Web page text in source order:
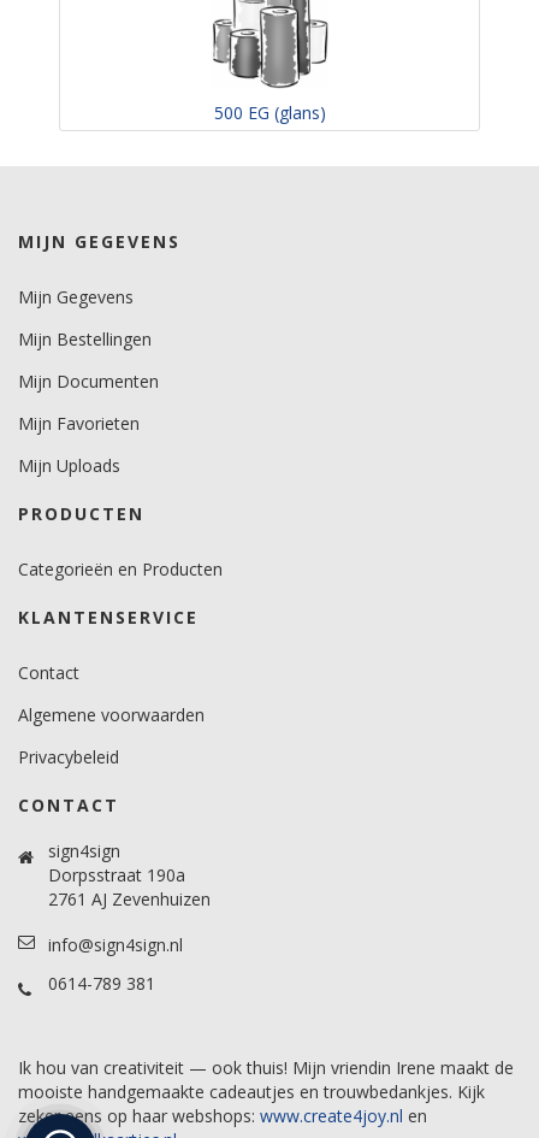
500 EG (glans)
MIJN GEGEVENS
Mijn Gegevens
Mijn Bestellingen
Mijn Documenten
Mijn Favorieten
Mijn Uploads
PRODUCTEN
Categorieën en Producten
KLANTENSERVICE
Contact
Algemene voorwaarden
Privacybeleid
CONTACT
sign4sign
Dorpsstraat 190a
2761 AJ Zevenhuizen
info@sign4sign.nl
0614-789 381
Ik hou van creativiteit — ook thuis! Mijn vriendin Irene maakt de
mooiste handgemaakte cadeautjes en trouwbedankjes. Kijk
zeker eens op haar webshops: www.create4joy.nl en